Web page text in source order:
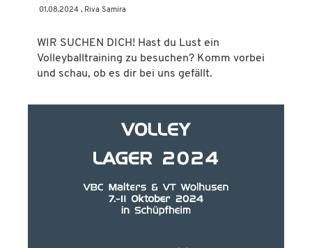
01.08.2024 , Riva Samira
WIR SUCHEN DICH! Hast du Lust ein
Volleyballtraining zu besuchen? Komm vorbei
und schau, ob es dir bei uns gefällt.